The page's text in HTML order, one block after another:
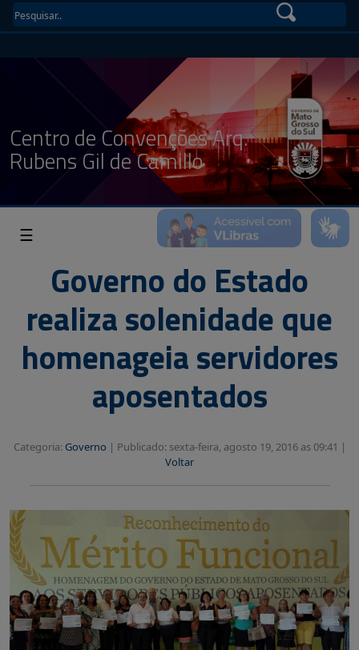
Centro de Convenções Arq.
Rubens Gil de Camillo
☰
Governo do Estado
realiza solenidade que
homenageia servidores
aposentados
Categoria: Governo | Publicado: sexta-feira, agosto 19, 2016 as 09:41 |
Voltar